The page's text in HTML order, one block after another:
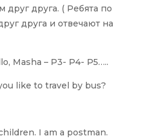
друг друга. ( Ребята по
друга и отвечают на
Masha – P3- P4- P5…..
like to travel by bus?
I am a postman.